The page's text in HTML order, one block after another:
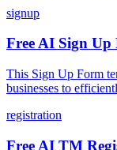
signup
Free AI Sign
This Sign Up Form
businesses to
registration
Free AI TM